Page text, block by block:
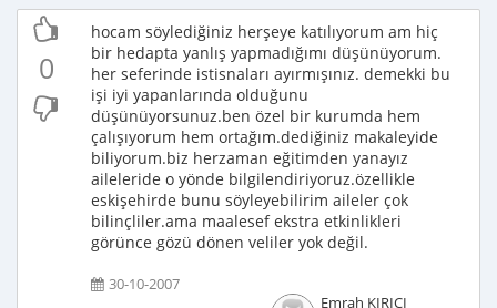
0
hocam söylediğiniz herşeye katılıyorum am hiç
bir hedapta yanlış yapmadığımı düşünüyorum.
her seferinde istisnaları ayırmışınız. demekki bu
işi iyi yapanlarında olduğunu
düşünüyorsunuz.ben özel bir kurumda hem
çalışıyorum hem ortağım.dediğiniz makaleyide
biliyorum.biz herzaman eğitimden yanayız
aileleride o yönde bilgilendiriyoruz.özellikle
eskişehirde bunu söyleyebilirim aileler çok
bilinçliler.ama maalesef ekstra etkinlikleri
görünce gözü dönen veliler yok değil.
30-10-2007
Emrah KIRICI